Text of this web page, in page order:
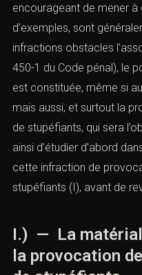
encourageant de mener à
d’exemples, sont
infractions obstacles
450-1 du Code pénal), le
est constituée, même si
mais aussi, et surtout la
de stupéfiants, qui sera
ainsi d’étudier d’abord
cette infraction de
stupéfiants (I), avant de
I.) — La
la provocation